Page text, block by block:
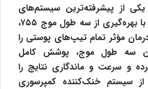
از پیشرفته‌ترین سیستم‌های
حذف موهای زائد است که با بهره‌گیری از سه طول موج ۷۵۵،
امکان درمان مؤثر تمام تیپ‌های پوستی را
سه طول موج، پوشش کامل
و سرعت و ماندگاری نتایج را
سیستم خنک‌کننده کمپرسوری